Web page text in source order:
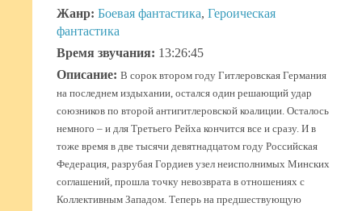
Жанр: Боевая фантастика, Героическая
фантастика
Время звучания: 13:26:45
Описание: В сорок втором году Гитлеровская Германия
на последнем издыхании, остался один решающий удар
союзников по второй антигитлеровской коалиции. Осталось
немного – и для Третьего Рейха кончится все и сразу. И в
тоже время в две тысячи девятнадцатом году Российская
Федерация, разрубая Гордиев узел неисполнимых Минских
соглашений, прошла точку невозврата в отношениях с
Коллективным Западом. Теперь на предшествующую